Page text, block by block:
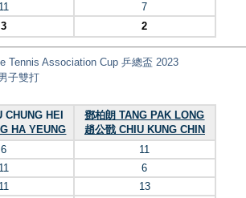
11
7
3 2
Tennis Association Cup 乒總盃 2023
子雙打
CHUNG HEI
HA YEUNG
鄧柏朗 TANG PAK LONG
趙公戩 CHIU KUNG CHIN
6
11
11
6
11
13